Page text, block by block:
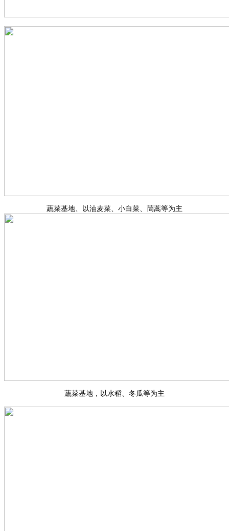
蔬菜基地、以油麦菜、小白菜、茼蒿等为主
蔬菜基地，以水稻、冬瓜等为主